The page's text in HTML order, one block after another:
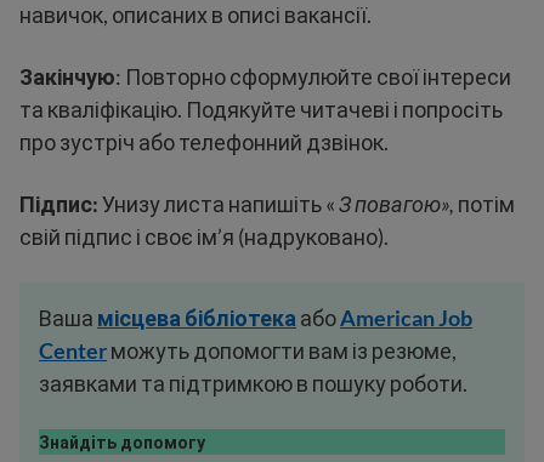
навичок, описаних в описі вакансії.
Закінчую: Повторно сформулюйте свої інтереси
та кваліфікацію. Подякуйте читачеві і попросіть
про зустріч або телефонний дзвінок.
Підпис:Унизу листа напишіть «З повагою», потім
свій підпис і своє ім’я (надруковано).
Ваша місцева бібліотека абоAmerican Job
Centerможуть допомогти вам із резюме,
заявками та підтримкою в пошуку роботи.
Знайдіть допомогу